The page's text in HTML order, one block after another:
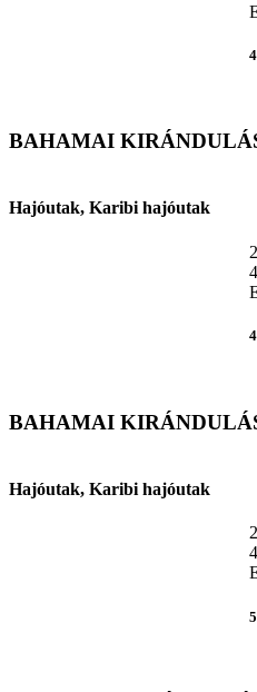
BAHAMAI
Hajóutak, Karibi hajóutak
BAHAMAI
Hajóutak, Karibi hajóutak